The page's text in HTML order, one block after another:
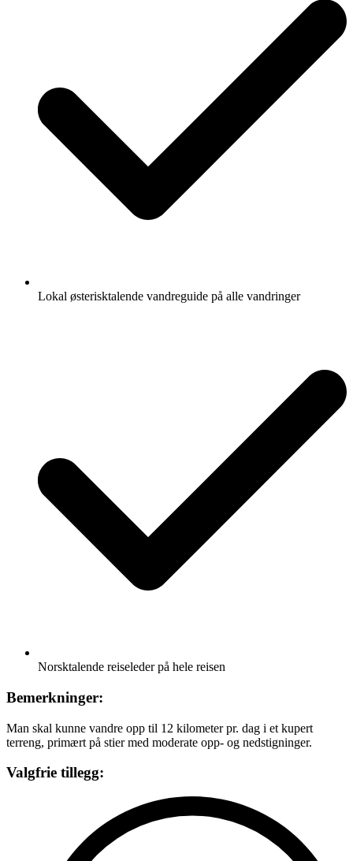
Lokal østerisktalende vandreguide på alle vandringer
Norsktalende reiseleder på hele reisen
Bemerkninger:
Man skal kunne vandre opp til 12 kilometer pr. dag i et kupert
terreng, primært på stier med moderate opp- og nedstigninger.
Valgfrie tillegg: